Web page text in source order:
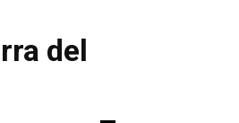
del